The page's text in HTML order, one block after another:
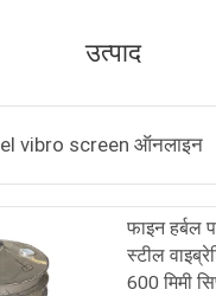
उत्पाद
vibro screen ऑनलाइन
फाइन हर्बल
स्टील
600 मिमी